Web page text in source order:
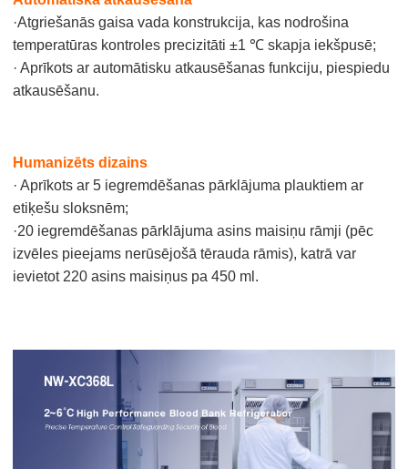
·Atgriešanās gaisa vada konstrukcija, kas nodrošina
temperatūras kontroles precizitāti ±1 ℃ skapja iekšpusē;
· Aprīkots ar automātisku atkausēšanas funkciju, piespiedu
atkausēšanu.
Humanizēts dizains
· Aprīkots ar 5 iegremdēšanas pārklājuma plauktiem ar
etiķešu sloksnēm;
·20 iegremdēšanas pārklājuma asins maisiņu rāmji (pēc
izvēles pieejams nerūsējošā tērauda rāmis), katrā var
ievietot 220 asins maisiņus pa 450 ml.